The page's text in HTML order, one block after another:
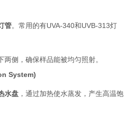
管。常用的有UVA-340和UVB-313灯
两侧，确保样品能被均匀照射。
System)
水盘 ，通过加热使水蒸发，产生高温饱